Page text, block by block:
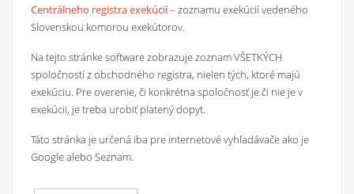
Centrálneho registra exekúcií– zoznamu exekúcií vedeného
Slovenskou komorou exekútorov.
Na tejto stránke software zobrazuje zoznam VŠETKÝCH
spoločností z obchodného registra, nielen tých, ktoré majú
exekúciu. Pre overenie, či konkrétna spoločnosť je či nie je v
exekúcii, je treba urobiť platený dopyt.
Táto stránka je určená iba pre internetové vyhľadávače ako je
Google alebo Seznam.